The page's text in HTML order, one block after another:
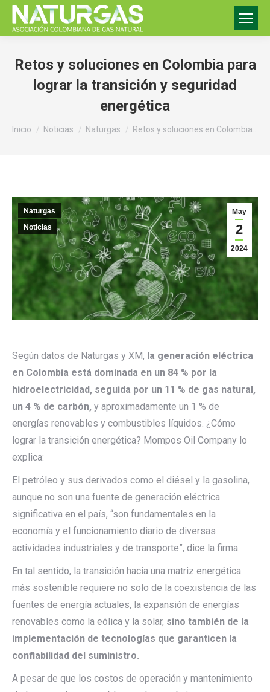
Retos y soluciones en Colombia para
lograr la transición y seguridad
energética
Estás aquí:
Inicio Noticias Naturgas Retos y soluciones en Colombia…
May
2
2024
Naturgas
Noticias
Según datos de Naturgas y XM, la generación eléctrica
en Colombia está dominada en un 84 % por la
hidroelectricidad, seguida por un 11 % de gas natural,
un 4 % de carbón, y aproximadamente un 1 % de
energías renovables y combustibles líquidos. ¿Cómo
lograr la transición energética? Mompos Oil Company lo
explica:
El petróleo y sus derivados como el diésel y la gasolina,
aunque no son una fuente de generación eléctrica
significativa en el país, “son fundamentales en la
economía y el funcionamiento diario de diversas
actividades industriales y de transporte”, dice la firma.
En tal sentido, la transición hacia una matriz energética
más sostenible requiere no solo de la coexistencia de las
fuentes de energía actuales, la expansión de energías
renovables como la eólica y la solar, sino también de la
implementación de tecnologías que garanticen la
confiabilidad del suministro.
A pesar de que los costos de operación y mantenimiento